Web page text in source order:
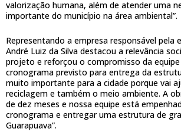
valorização humana, além de atender uma
importante do município na área ambiental”.
Representando a empresa responsável pela
André Luiz da Silva destacou a relevância
projeto e reforçou o compromisso da
cronograma previsto para entrega da
muito importante para a cidade porque vai
reciclagem e também o meio ambiente. A
de dez meses e nossa equipe está
cronograma e entregar uma estrutura de
Guarapuava”.